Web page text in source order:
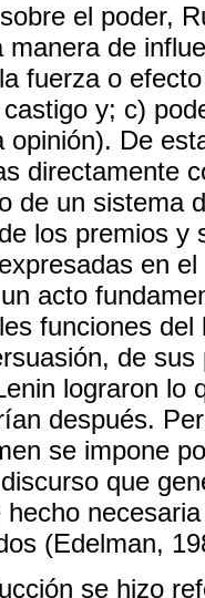
el poder,
manera de
fuerza o
y; c)
opinión). De
directamente
de un sistema
los premios y
en
acto
funciones
de
lograron lo
después.
se impone
que
(Edelman,
se hizo